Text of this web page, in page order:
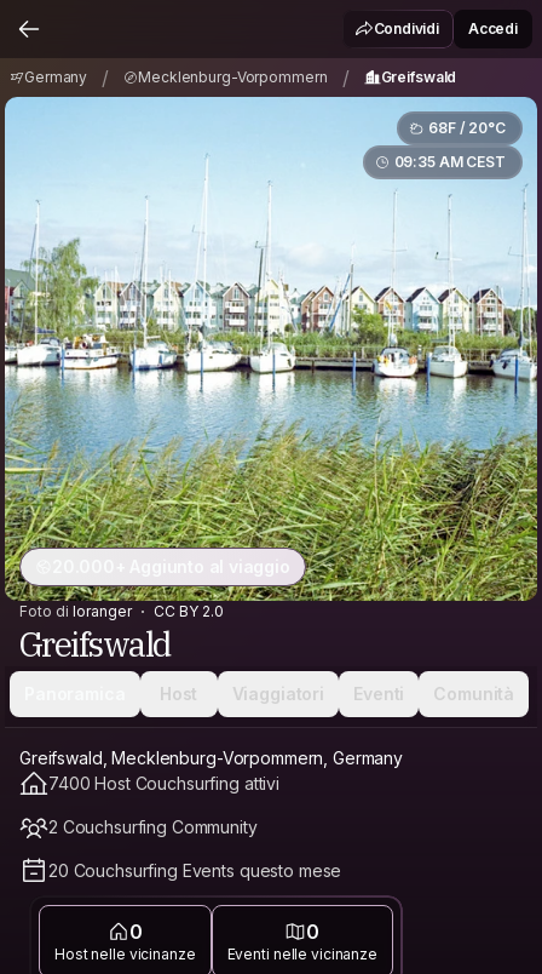
Mecklenburg-Vorpommern /
Condividi Accedi
Germany / Mecklenburg-Vorpommern / Greifswald
68F / 20°C
09:35 AM CEST
20.000+ Aggiunto al viaggio
Foto di loranger CC BY 2.0
Greifswald
Host Viaggiatori Eventi Comunità
Greifswald, Mecklenburg-Vorpommern, Germany
7400 Host Couchsurfing attivi
2 Couchsurfing Community
20 Couchsurfing Events questo mese
0
Host nelle vicinanze
0
Eventi nelle vicinanze